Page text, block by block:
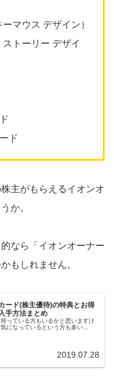
マウス デザイン）
トーリー デザイ
ド
主がもらえるイオンオ
か。
なら「イオンオーナー
もしれません。
ード(株主優待)の特典とお得
手方法まとめ
っている方もいるかと思いますけ
になっているという方も多い...
2019.07.28